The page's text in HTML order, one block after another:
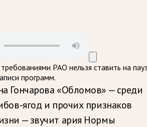
РАО нельзя ставить на
программ.
Гончарова «Обломов» — среди
ягод и прочих признаков
— звучит ария Нормы